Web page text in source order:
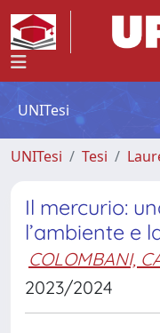
UNITesi
UNITesi Tesi
Il mercurio:
l’ambiente e
COLOMBANI,
2023/2024